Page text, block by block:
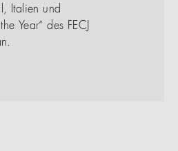
Italien und
Year“ des FECJ